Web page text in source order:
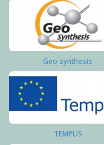
Geo synthesis
TEMPUS